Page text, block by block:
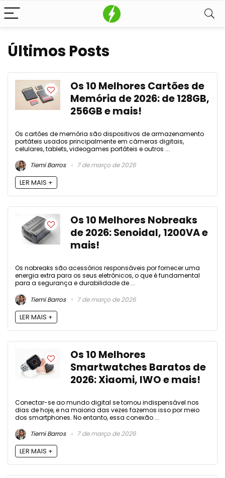
Últimos Posts
Os 10 Melhores Cartões de
Memória de 2026: de 128GB,
256GB e mais!
Os cartões de memória são dispositivos de armazenamento
portáteis usados principalmente em câmeras digitais,
celulares, tablets, videogames portáteis e outros ...
Tiemi Barros
7 de março de 2026
LER MAIS +
Os 10 Melhores Nobreaks
de 2026: Senoidal, 1200VA e
mais!
Os nobreaks são acessórios responsáveis por fornecer uma
energia extra para os seus eletrônicos, o que é fundamental
para a segurança e durabilidade de ...
Tiemi Barros
7 de março de 2026
LER MAIS +
Os 10 Melhores
Smartwatches Baratos de
2026: Xiaomi, IWO e mais!
Conectar-se ao mundo digital se tornou indispensável nos
dias de hoje, e na maioria das vezes fazemos isso por meio
dos smartphones. No entanto, essa conexão ...
Tiemi Barros
7 de março de 2026
LER MAIS +